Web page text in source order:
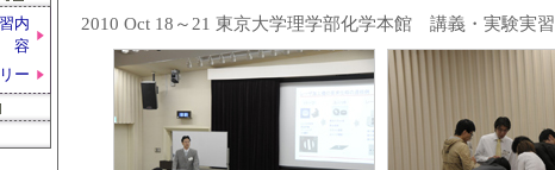
内
容
ー
2010 Oct 18～21 東京大学理学部化学本館 講義・実験実